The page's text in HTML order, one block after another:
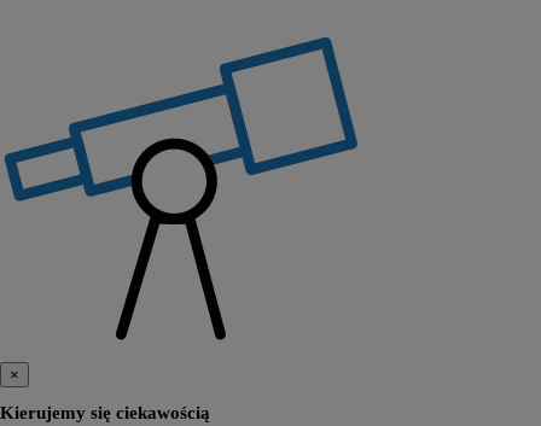
×
Kierujemy się ciekawością